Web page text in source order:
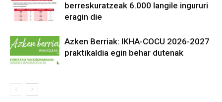
berreskuratzeak 6.000 langile ingururi
eragin die
Azken Berriak: IKHA-COCU 2026-2027
praktikaldia egin behar dutenak